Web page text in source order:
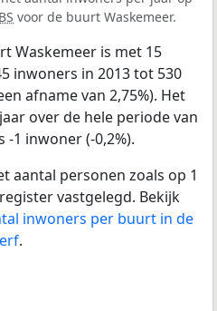
voor de buurt Waskemeer.
Waskemeer is met 15
inwoners in 2013 tot 530
afname van 2,75%). Het
over de hele periode van
-1 inwoner (-0,2%).
aantal personen zoals op 1
vastgelegd. Bekijk
inwoners per buurt in de
.